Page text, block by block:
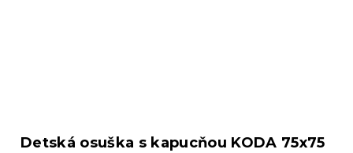
Detská osuška s kapucňou KODA 75x75